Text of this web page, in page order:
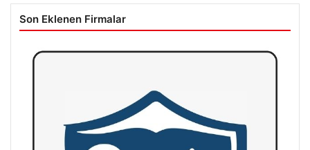
Son Eklenen Firmalar